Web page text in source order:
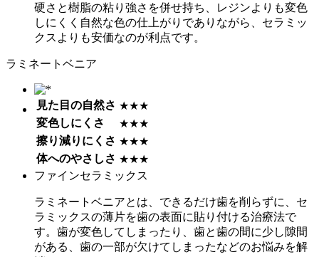
硬さと樹脂の粘り強さを併せ持ち、レジンよりも変色
しにくく自然な色の仕上がりでありながら、セラミッ
クスよりも安価なのが利点です。
ラミネートベニア
見た目の自然さ ★★★
変色しにくさ
★★★
擦り減りにくさ ★★★
体へのやさしさ ★★★
ファインセラミックス
ラミネートベニアとは、できるだけ歯を削らずに、セ
ラミックスの薄片を歯の表面に貼り付ける治療法で
す。歯が変色してしまったり、歯と歯の間に少し隙間
がある、歯の一部が欠けてしまったなどのお悩みを解